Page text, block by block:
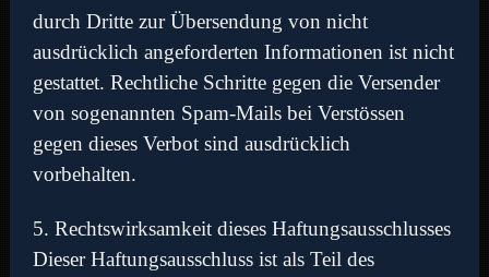
durch Dritte zur Übersendung von nicht
ausdrücklich angeforderten Informationen ist nicht
gestattet. Rechtliche Schritte gegen die Versender
von sogenannten Spam-Mails bei Verstössen
gegen dieses Verbot sind ausdrücklich
vorbehalten.
5. Rechtswirksamkeit dieses Haftungsausschlusses
Dieser Haftungsausschluss ist als Teil des